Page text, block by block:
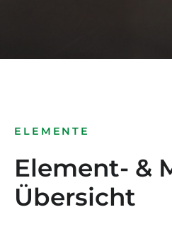
ELEMENTE
Element- &
Übersicht